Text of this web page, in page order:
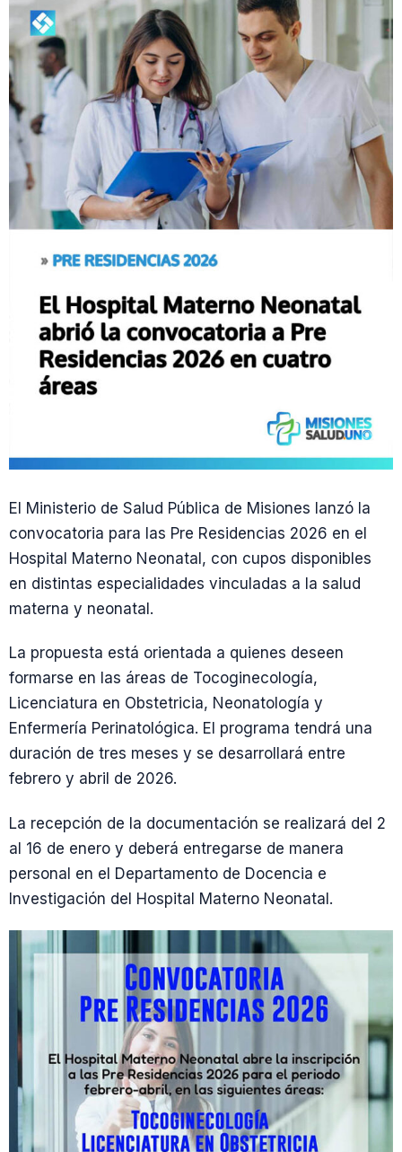
El Ministerio de Salud Pública de Misiones lanzó la
convocatoria para las Pre Residencias 2026 en el
Hospital Materno Neonatal, con cupos disponibles
en distintas especialidades vinculadas a la salud
materna y neonatal.
La propuesta está orientada a quienes deseen
formarse en las áreas de Tocoginecología,
Licenciatura en Obstetricia, Neonatología y
Enfermería Perinatológica. El programa tendrá una
duración de tres meses y se desarrollará entre
febrero y abril de 2026.
La recepción de la documentación se realizará del 2
al 16 de enero y deberá entregarse de manera
personal en el Departamento de Docencia e
Investigación del Hospital Materno Neonatal.